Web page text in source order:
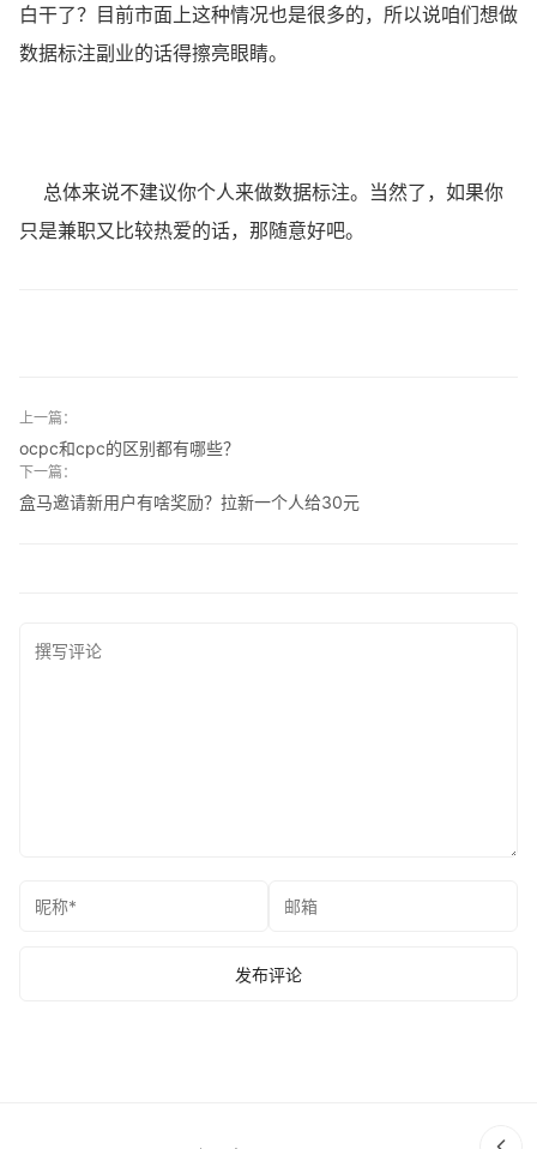
白干了？目前市面上这种情况也是很多的，所以说咱们想做
数据标注副业的话得擦亮眼睛。
总体来说不建议你个人来做数据标注。当然了，如果你
只是兼职又比较热爱的话，那随意好吧。
上一篇：
ocpc和cpc的区别都有哪些？
下一篇：
盒马邀请新用户有啥奖励？拉新一个人给30元